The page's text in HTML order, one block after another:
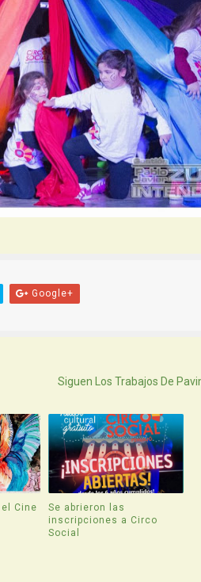
Google+
Siguen Los Trabajos De
Cine
Se abrieron las
inscripciones a Circo
Social